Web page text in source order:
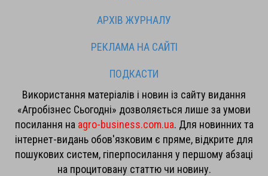
АРХІВ ЖУРНАЛУ
РЕКЛАМА НА САЙТІ
ПОДКАСТИ
Використання матеріалів і новин із сайту видання
«Агробізнес Сьогодні» дозволяється лише за умови
посилання на agro-business.com.ua. Для новинних та
інтернет-видань обов'язковим є пряме, відкрите для
пошукових систем, гіперпосилання у першому абзаці
на процитовану статтю чи новину.